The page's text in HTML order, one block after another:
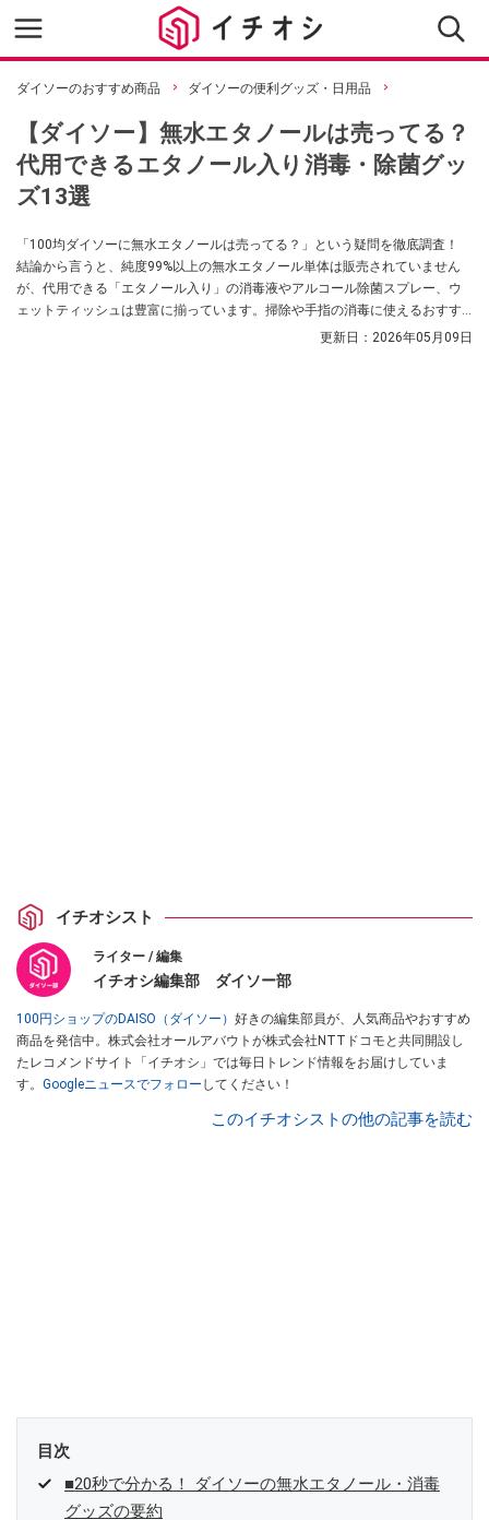
ダイソーのおすすめ商品 ダイソーの便利グッズ・日用品
【ダイソー】無水エタノールは売ってる？
代用できるエタノール入り消毒・除菌グッ
ズ13選
「100均ダイソーに無水エタノールは売ってる？」という疑問を徹底調査！
結論から言うと、純度99%以上の無水エタノール単体は販売されていません
が、代用できる「エタノール入り」の消毒液やアルコール除菌スプレー、ウ
ェットティッシュは豊富に揃っています。掃除や手指の消毒に使えるおすす
めグッズ13選を実際の売り場情報とともに紹介します。
更新日： 2026年05月09日
イチオシスト
ライター / 編集
イチオシ編集部 ダイソー部
100円ショップのDAISO（ダイソー） 好きの編集部員が、人気商品やおすすめ
商品を発信中。株式会社オールアバウトが株式会社NTTドコモと共同開設し
たレコメンドサイト「イチオシ」では毎日トレンド情報をお届けしていま
す。 Googleニュースでフォロー してください！
このイチオシストの他の記事を読む
目次
■20秒で分かる！ ダイソーの無水エタノール・消毒
グッズの要約